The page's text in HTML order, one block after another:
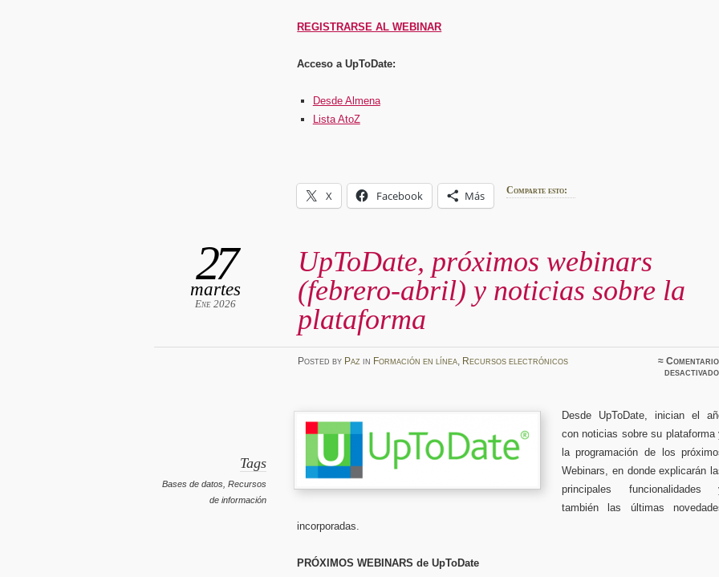
REGISTRARSE AL WEBINAR
Acceso a UpToDate:
Desde Almena
Lista AtoZ
Comparte esto:
X Facebook Más
UpToDate, próximos webinars
(febrero-abril) y noticias sobre la
plataforma
27
martes
Ene 2026
Posted by Paz in Formación en línea, Recursos electrónicos ≈
Tags
Bases de datos ,Recursos
de información
Desde UpToDate, inician el
con noticias sobre su plataforma
la programación de los
Webinars, en donde explicarán
principales funcionalidades
también las últimas
incorporadas.
PRÓXIMOS WEBINARS de UpToDate